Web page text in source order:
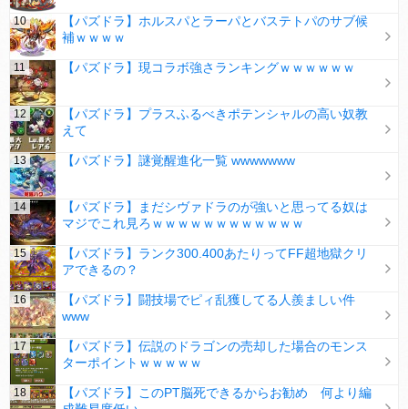
【パズドラ】ホルスパとラーパとバステトパのサブ候
補ｗｗｗｗ
【パズドラ】現コラボ強さランキングｗｗｗｗｗｗ
【パズドラ】プラスふるべきポテンシャルの高い奴教
えて
【パズドラ】謎覚醒進化一覧 wwwwwww
【パズドラ】まだシヴァドラのが強いと思ってる奴は
マジでこれ見ろｗｗｗｗｗｗｗｗｗｗｗｗ
【パズドラ】ランク300.400あたりってFF超地獄クリ
アできるの？
【パズドラ】闘技場でピィ乱獲してる人羨ましい件
www
【パズドラ】伝説のドラゴンの売却した場合のモンス
ターポイントｗｗｗｗｗ
【パズドラ】このPT脳死できるからお勧め 何より編